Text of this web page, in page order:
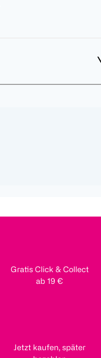
Gratis Click & Collect
ab 19 €
Jetzt kaufen, später